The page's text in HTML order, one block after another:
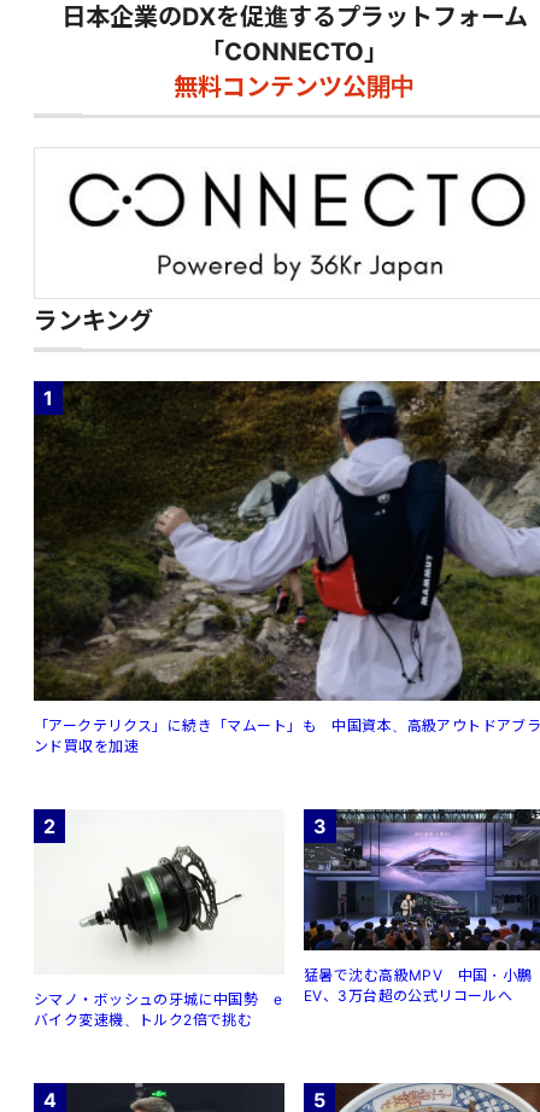
日本企業のDXを促進するプラットフォーム
「CONNECTO」
無料コンテンツ公開中
ランキング
1
「アークテリクス」に続き「マムート」も 中国資本、高級アウトドアブ
ンド買収を加速
2
シマノ・ボッシュの牙城に中国勢 e
バイク変速機、トルク2倍で挑む
3
猛暑で沈む高級MPV 中国・小鵬
EV、3万台超の公式リコールへ
4 5